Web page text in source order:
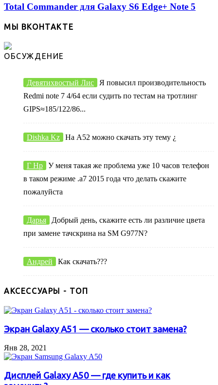
Total Commander для Galaxy S6 Edge+ Note 5
МЫ ВКОНТАКТЕ
ОБСУЖДЕНИЕ
Девятихвостый Лис
Я повысил производительность
Redmi note 7 4/64 если судить по тестам на тротлинг
GIPS≈185/122/86...
Dishka Kz На А52 можно скачать эту тему ¿
Г Нр
У меня такая же проблема уже 10 часов телефон
в таком режиме .а7 2015 года что делать скажите
пожалуйста
Дарья
Добрый день, скажите есть ли различие цвета
при замене тачскрина на SM G977N?
Андрей Как скачать???
АКСЕССУАРЫ - ТОП
Экран Galaxy A51 — сколько стоит замена?
Янв 28, 2021
Дисплей Galaxy A50 — где купить и как